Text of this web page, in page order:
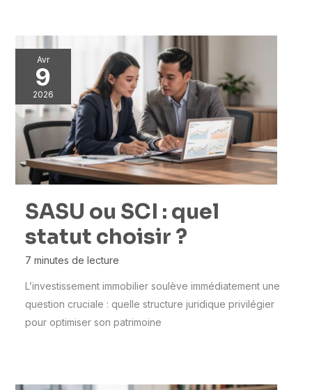
Avr
9
2026
SASU ou SCI : quel
statut choisir ?
7 minutes de lecture
L’investissement immobilier soulève immédiatement une
question cruciale : quelle structure juridique privilégier
pour optimiser son patrimoine